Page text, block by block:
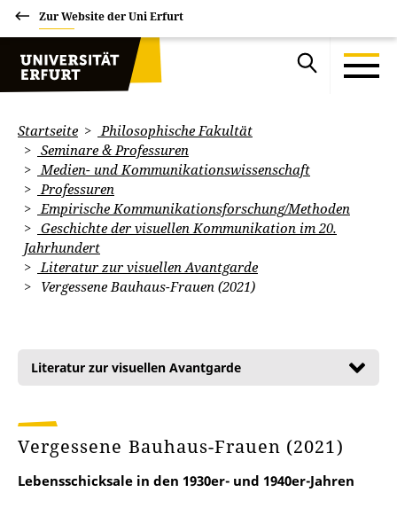
Zur Website der Uni Erfurt
Startseite
Philosophische Fakultät
Seminare & Professuren
Medien- und Kommunikationswissenschaft
Professuren
Empirische Kommunikationsforschung/Methoden
Geschichte der visuellen Kommunikation im 20.
Jahrhundert
Literatur zur visuellen Avantgarde
Vergessene Bauhaus-Frauen (2021)
Literatur zur visuellen Avantgarde
Vergessene Bauhaus-Frauen (2021)
Lebensschicksale in den 1930er- und 1940er-Jahren